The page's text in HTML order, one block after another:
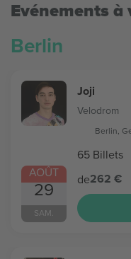
Evénements
Berlin
AOÛT
29
SAM.
Joji
Velodrom
Berlin,
65 Billets
de262 €